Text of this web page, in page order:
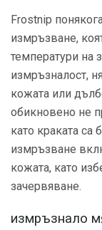
Frostnip
измръзване,
температури на
измръзналост,
кожата или
обикновено не
като краката са
измръзване
кожата, като
зачервяване.
измръзнало